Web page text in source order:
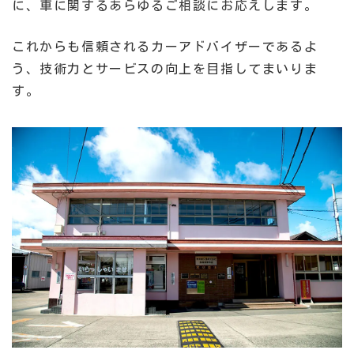
に、車に関するあらゆるご相談にお応えします。
これからも信頼されるカーアドバイザーであるよ
う、技術力とサービスの向上を目指してまいりま
す。